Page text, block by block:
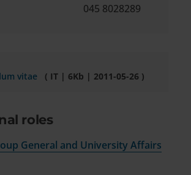
045 8028289
vitae ( IT | 6Kb | 2011-05-26 )
roles
General and University Affairs